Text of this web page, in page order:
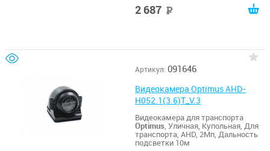
2 687
Артикул: 091646
Видеокамера Optimus AHD-
H052.1(3.6)T_V.3
Видеокамера для транспорта
Optimus , Уличная, Купольная, Для
транспорта, AHD, 2Мп, Дальность
подсветки 10м